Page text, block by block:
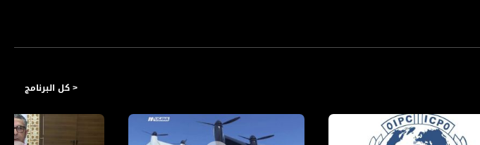
< كل البرنامج